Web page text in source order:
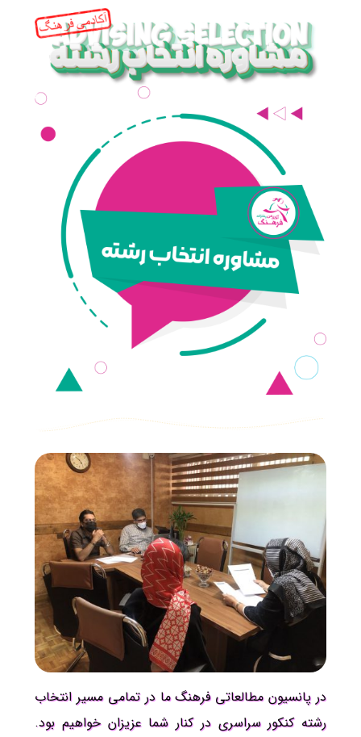
در پانسیون مطالعاتی فرهنگ ما در تمامی مسیر انتخاب
رشته کنکور سراسری در کنار شما عزیزان خواهیم بود.